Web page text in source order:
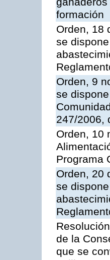
formación
Orden, 18
se
Orden, 9
se
247/2006,
Orden, 10
Programa
Orden, 20
se
de la
que se